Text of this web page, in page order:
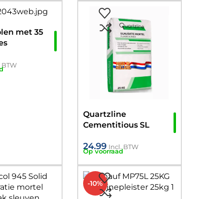
met 35
BTW
Quartzline
Cementitious SL
20mm
(Cementgebonden)
Egaline 25KG
24.99 Incl. BTW
Op voorraad
-10%